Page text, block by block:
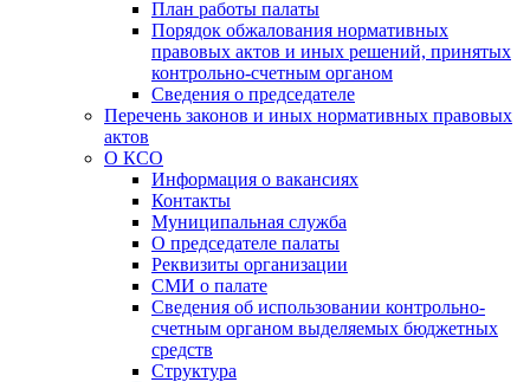
План работы палаты
Порядок обжалования нормативных
правовых актов и иных решений, принятых
контрольно-счетным органом
Сведения о председателе
Перечень законов и иных нормативных правовых
актов
О КСО
Информация о вакансиях
Контакты
Муниципальная служба
О председателе палаты
Реквизиты организации
СМИ о палате
Сведения об использовании контрольно-
счетным органом выделяемых бюджетных
средств
Структура